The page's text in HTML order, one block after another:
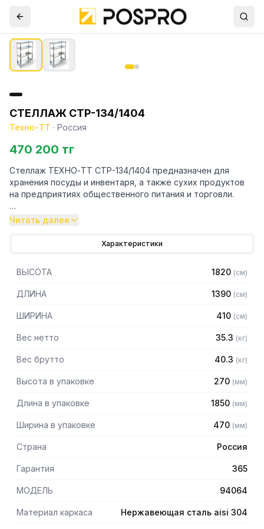
СТЕЛЛАЖ СТР-134/1404
Техно-ТТ · Россия
470 200 тг
Стеллаж ТЕХНО-ТТ СТР-134/1404 предназначен для
хранения посуды и инвентаря, а также сухих продуктов
на предприятиях общественного питания и торговли.
Особенности:
— Стеллаж технологический разборный
— Четыре сплошные полки из нержавеющей стали марки
AISI 304 толщиной 0,8 мм
— Расстояние между полками регулируемое с шагом 120
мм
— Стеллаж поставляется в разобранном виде
Читать далее
Характеристики
ВЫСОТА 1820 (см)
ДЛИНА 1390 (см)
ШИРИНА 410 (см)
Вес нетто 35.3 (кг)
Вес брутто 40.3 (кг)
Высота в упаковке 270 (мм)
Длина в упаковке 1850 (мм)
Ширина в упаковке 470 (мм)
Страна Россия
Гарантия 365
МОДЕЛЬ 94064
Материал каркаса Нержавеющая сталь aisi 304